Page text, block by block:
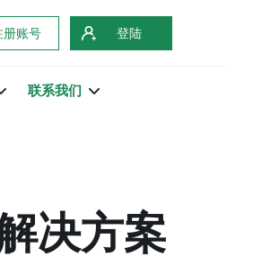
册账号 登陆
联系我们
决方案